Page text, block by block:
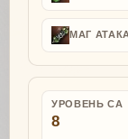
МАГ АТАКА
УРОВЕНЬ СА
8